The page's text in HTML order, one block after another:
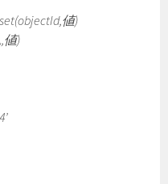
値)
値)